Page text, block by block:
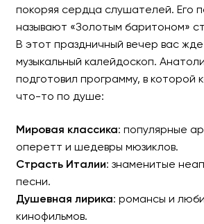
покоряя сердца слушателей. Его
называют «Золотым баритоном»
В этот праздничный вечер вас
музыкальный калейдоскоп.
подготовил программу, в которой
что-то по душе:
Мировая классика: популярные
оперетт и шедевры мюзиклов.
Страсть Италии: знаменитые
песни.
Душевная лирика: романсы и
кинофильмов.